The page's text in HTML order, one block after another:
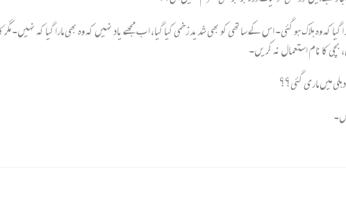
کہ وہ ہلاک ہو گئی۔ اس کے ساتھی کو بھی شدید زخمی کیا گیا، ا ب مجھے یاد نہیں کہ وہ بھی مارا گیا کہ
کا نام استعمال نہ کریں۔
میں ماری گئی؟؟